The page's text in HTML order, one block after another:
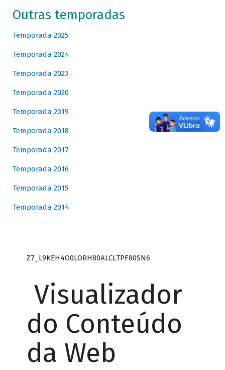
Outras temporadas
Temporada 2025
Temporada 2024
Temporada 2023
Temporada 2020
Temporada 2019
Temporada 2018
Temporada 2017
Temporada 2016
Temporada 2015
Temporada 2014
Z7_L9KEH4O0LORH80ALCLTPF80SN6
Visualizador
do Conteúdo
da Web